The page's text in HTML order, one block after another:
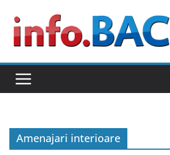
content
Amenajari interioare